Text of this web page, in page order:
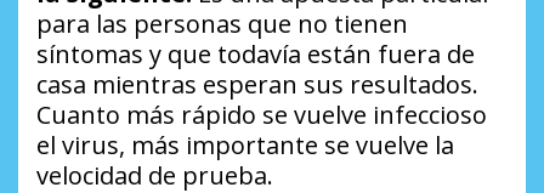
para las personas que no tienen
síntomas y que todavía están fuera de
casa mientras esperan sus resultados.
Cuanto más rápido se vuelve infeccioso
el virus, más importante se vuelve la
velocidad de prueba.